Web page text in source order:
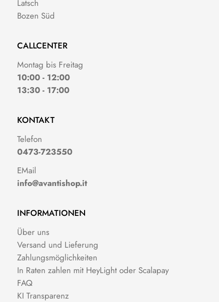
Latsch
Bozen Süd
CALLCENTER
Montag bis Freitag
10:00 - 12:00
13:30 - 17:00
KONTAKT
Telefon
0473-723550
EMail
info@avantishop.it
INFORMATIONEN
Über uns
Versand und Lieferung
Zahlungsmöglichkeiten
In Raten zahlen mit HeyLight oder Scalapay
FAQ
KI Transparenz